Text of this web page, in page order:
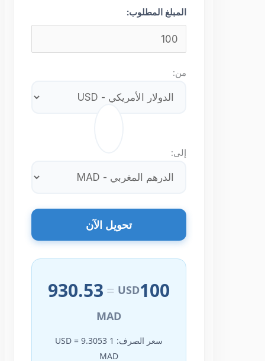
المبلغ المطلوب:
تحويل الآن
100
USD
=
930.53
MAD
سعر الصرف: 1 USD = 9.3053